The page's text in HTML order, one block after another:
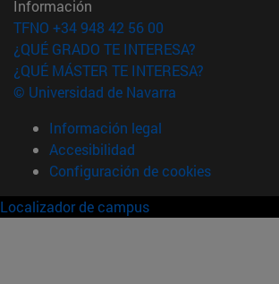
Información
TFNO +34 948 42 56 00
¿QUÉ GRADO TE INTERESA?
¿QUÉ MÁSTER TE INTERESA?
© Universidad de Navarra
Información legal
Accesibilidad
Configuración de cookies
Localizador de campus